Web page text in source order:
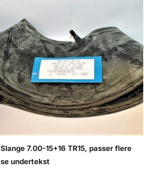
Slange 7.00-15+16 TR15, passer flere
se undertekst